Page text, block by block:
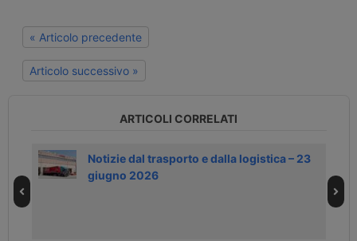
« Articolo precedente
Articolo successivo »
ARTICOLI CORRELATI
Notizie dal trasporto e dalla logistica – 23
giugno 2026